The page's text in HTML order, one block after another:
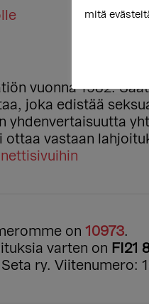
vuonna 1982.
joka edistää
yhdenvertaisuutta
vastaan
on 10973.
varten on FI21
ry. Viitenumero:
mitä